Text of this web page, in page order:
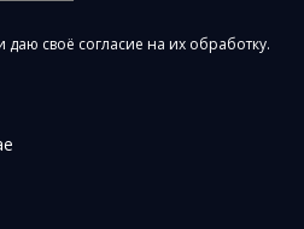
своё согласие на их обработку.